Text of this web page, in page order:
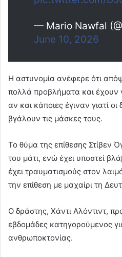
— Mario Nawfal
June 10, 2026
Η αστυνομία ανέφερε ότι
πολλά προβλήματα και έχουν
αν και κάποιες έγιναν γιατί
βγάλουν τις μάσκες τους.
Το θύμα της επίθεσης Στίβεν
του μάτι, ενώ έχει υποστεί
έχει τραυματισμούς στον
την επίθεση με μαχαίρι τη
Ο δράστης, Χάντι Αλόντιντ,
εβδομάδες κατηγορούμενος
ανθρωποκτονίας.